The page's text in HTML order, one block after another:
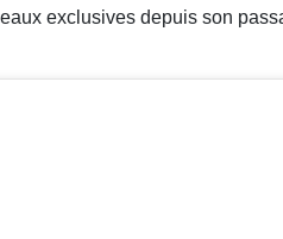
exclusives depuis son